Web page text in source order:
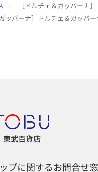
［ドルチェ＆ガッバーナ
ガッバーナ］ドルチェ＆ガッバ
東武百貨店
プに関するお問合せ